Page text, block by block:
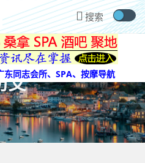
东同志会所、SPA、按摩导航
艾